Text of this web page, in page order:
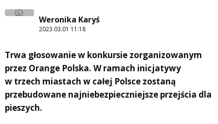
Weronika Karyś
2023.03.01 11:18
Trwa głosowanie w konkursie zorganizowanym
przez Orange Polska. W ramach inicjatywy
w trzech miastach w całej Polsce zostaną
przebudowane najniebezpieczniejsze przejścia dla
pieszych.